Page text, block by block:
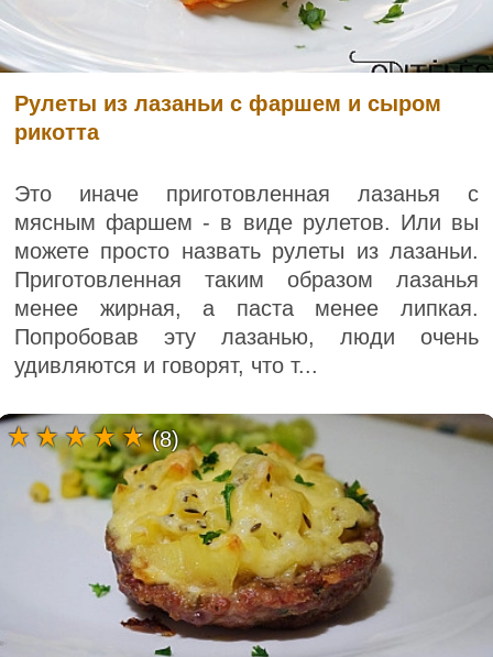
Рулеты из лазаньи с фаршем и сыром
рикотта
Это иначе приготовленная лазанья с
мясным фаршем - в виде рулетов. Или вы
можете просто назвать рулеты из лазаньи.
Приготовленная таким образом лазанья
менее жирная, а паста менее липкая.
Попробовав эту лазанью, люди очень
удивляются и говорят, что т...
(8)